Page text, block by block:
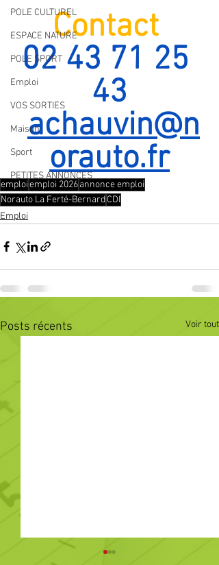
POLE CULTUREL
ESPACE NATURE
POLE SPORT
Emploi
VOS SORTIES
Maison
Sport
PETITES ANNONCES
Contact
02 43 71 25
43
achauvin@n
orauto.fr
emploiemploi 2026annonce emploi
Norauto La Ferté-BernardCDI
Emploi
Posts récents Voir tout